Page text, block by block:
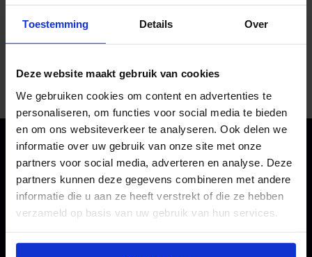
Toestemming Details Over
Deze website maakt gebruik van cookies
We gebruiken cookies om content en advertenties te
personaliseren, om functies voor social media te bieden
en om ons websiteverkeer te analyseren. Ook delen we
informatie over uw gebruik van onze site met onze
partners voor social media, adverteren en analyse. Deze
partners kunnen deze gegevens combineren met andere
informatie die u aan ze heeft verstrekt of die ze hebben
verzameld op basis van uw gebruik van hun services.
Wil je meer weten of de voorkeur aanpassen, bekijk dan
tevoren ontvang je de online link van de sessie. Wil je
op de hoogte blijven van nieuws van al onze masters?
Geef dit dan aan in het aanmeldingsformulier.